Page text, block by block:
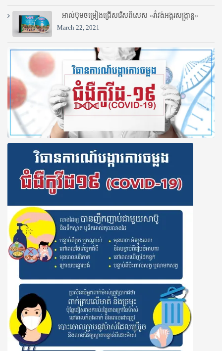
អាល់ប៊ុមចម្រៀងជ្រើសរើសពិសេស «រាំវង់អង្គរសង្ក្រាន្ត»
March 22, 2021